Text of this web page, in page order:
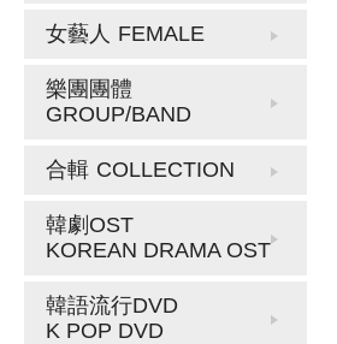
女藝人 FEMALE
樂團團體
GROUP/BAND
合輯 COLLECTION
韓劇OST
KOREAN DRAMA OST
韓語流行DVD
K POP DVD